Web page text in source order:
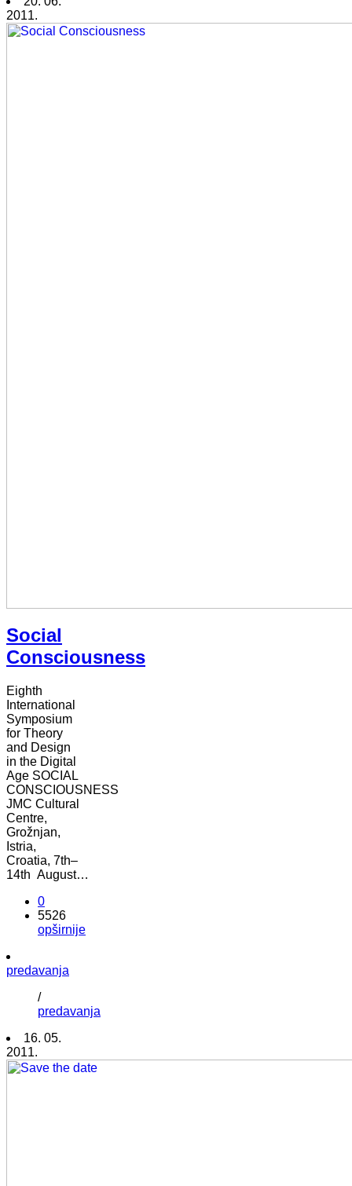
2011.
Social
Consciousness
Eighth
International
Symposium
for Theory
and Design
in the Digital
Age SOCIAL
CONSCIOUSNESS
JMC Cultural
Centre,
Grožnjan,
Istria,
Croatia, 7th–
14th August…
0
5526
opširnije
predavanja
/
predavanja
16. 05.
2011.